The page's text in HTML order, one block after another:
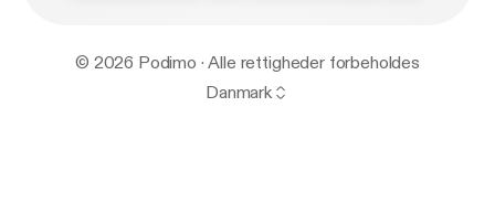
© 2026 Podimo · Alle rettigheder forbeholdes
Danmark